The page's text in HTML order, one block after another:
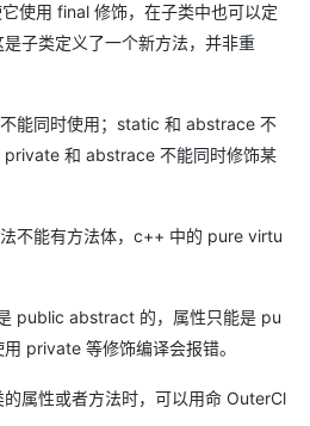
使用 final 修饰，在子类中也可以定
子类定义了一个新方法，并非重
能同时使用；static 和 abstrace 不
private 和 abstrace 不能同时修饰某
不能有方法体，c++ 中的 pure virtu
public abstract 的，属性只能是 pu
private 等修饰编译会报错。
的属性或者方法时，可以用命 OuterCl